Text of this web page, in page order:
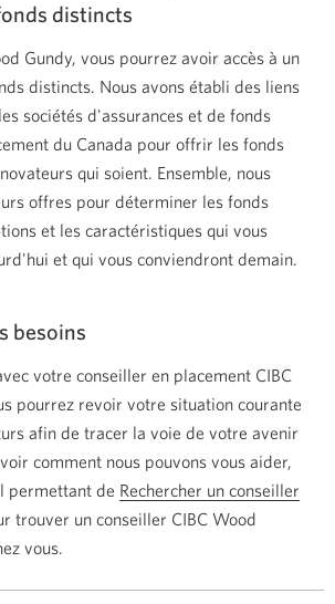
distincts
Gundy, vous pourrez avoir accès à un
distincts. Nous avons établi des liens
sociétés d'assurances et de fonds
du Canada pour offrir les fonds
qui soient. Ensemble, nous
offres pour déterminer les fonds
et les caractéristiques qui vous
et qui vous conviendront demain.
besoins
votre conseiller en placement CIBC
pourrez revoir votre situation courante
afin de tracer la voie de votre avenir
comment nous pouvons vous aider,
permettant de Rechercher un conseiller
trouver un conseiller CIBC Wood
vous.